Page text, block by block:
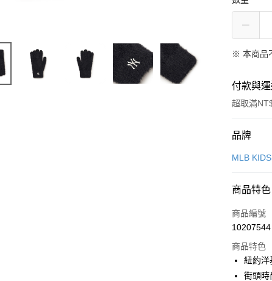
※ 本商品
付款與
超取滿
付款方式
信用卡一
Apple Pay
街口支付
悠遊付
品牌
MLB KIDS
商品特色
商品編號
10207544
商品特色
紐約洋
街頭時